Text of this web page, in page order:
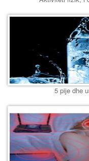
5 pije dhe